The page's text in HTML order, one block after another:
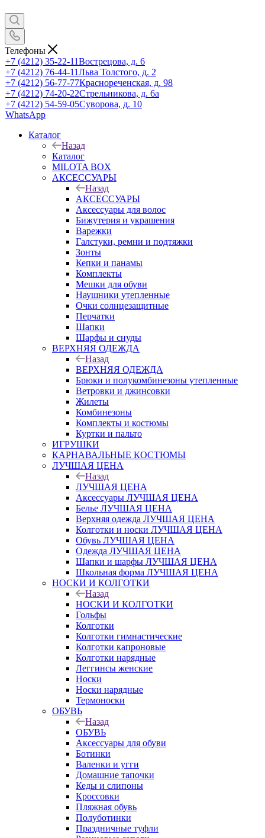
Телефоны
+7 (4212) 35-22-11Вострецова, д. 6
+7 (4212) 76-44-11Льва Толстого, д. 2
+7 (4212) 56-77-77Краснореченская, д. 98
+7 (4212) 74-20-22Стрельникова, д. 6а
+7 (4212) 54-59-05Суворова, д. 10
WhatsApp
Каталог
Назад
Каталог
MILOTA BOX
АКСЕССУАРЫ
Назад
АКСЕССУАРЫ
Аксессуары для волос
Бижутерия и украшения
Варежки
Галстуки, ремни и подтяжки
Зонты
Кепки и панамы
Комплекты
Мешки для обуви
Наушники утепленные
Очки солнцезащитные
Перчатки
Шапки
Шарфы и снуды
ВЕРХНЯЯ ОДЕЖДА
Назад
ВЕРХНЯЯ ОДЕЖДА
Брюки и полукомбинезоны утепленные
Ветровки и джинсовки
Жилеты
Комбинезоны
Комплекты и костюмы
Куртки и пальто
ИГРУШКИ
КАРНАВАЛЬНЫЕ КОСТЮМЫ
ЛУЧШАЯ ЦЕНА
Назад
ЛУЧШАЯ ЦЕНА
Аксессуары ЛУЧШАЯ ЦЕНА
Белье ЛУЧШАЯ ЦЕНА
Верхняя одежда ЛУЧШАЯ ЦЕНА
Колготки и носки ЛУЧШАЯ ЦЕНА
Обувь ЛУЧШАЯ ЦЕНА
Одежда ЛУЧШАЯ ЦЕНА
Шапки и шарфы ЛУЧШАЯ ЦЕНА
Школьная форма ЛУЧШАЯ ЦЕНА
НОСКИ И КОЛГОТКИ
Назад
НОСКИ И КОЛГОТКИ
Гольфы
Колготки
Колготки гимнастические
Колготки капроновые
Колготки нарядные
Леггинсы женские
Носки
Носки нарядные
Термоноски
ОБУВЬ
Назад
ОБУВЬ
Аксессуары для обуви
Ботинки
Валенки и угги
Домашние тапочки
Кеды и слипоны
Кроссовки
Пляжная обувь
Полуботинки
Праздничные туфли